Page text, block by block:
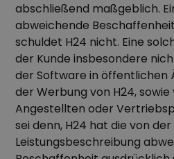
abschließend maßgeblich.
abweichende
schuldet H24 nicht. Eine
der Kunde insbesondere
der Software in öffentlichen
der Werbung von H24,
Angestellten oder
sei denn, H24 hat die von der
Leistungsbeschreibung